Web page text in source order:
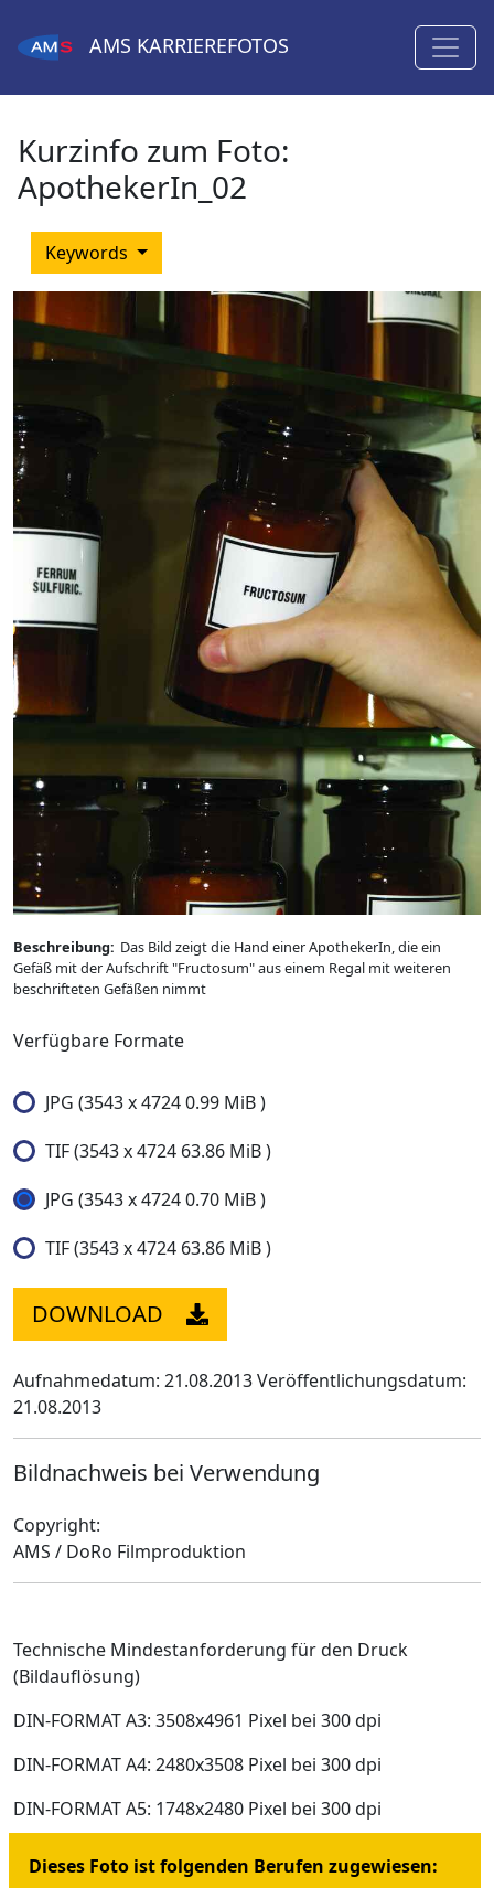
AMS KARRIEREFOTOS
Kurzinfo zum Foto:
ApothekerIn_02
Keywords
Beschreibung: Das Bild zeigt die Hand einer ApothekerIn, die ein
Gefäß mit der Aufschrift "Fructosum" aus einem Regal mit weiteren
beschrifteten Gefäßen nimmt
Verfügbare Formate
JPG (3543 x 4724 0.99 MiB )
TIF (3543 x 4724 63.86 MiB )
JPG (3543 x 4724 0.70 MiB )
TIF (3543 x 4724 63.86 MiB )
DOWNLOAD
Aufnahmedatum: 21.08.2013Veröffentlichungsdatum:
21.08.2013
Bildnachweis bei Verwendung
Copyright:
AMS / DoRo Filmproduktion
Technische Mindestanforderung für den Druck
(Bildauflösung)
DIN-FORMAT A3: 3508x4961 Pixel bei 300 dpi
DIN-FORMAT A4: 2480x3508 Pixel bei 300 dpi
DIN-FORMAT A5: 1748x2480 Pixel bei 300 dpi
Dieses Foto ist folgenden Berufen zugewiesen: